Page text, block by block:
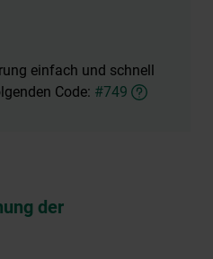
einfach und schnell
Code: #749
der